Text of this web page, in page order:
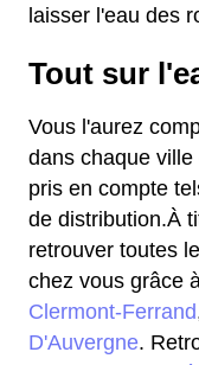
laisser l'eau des
Tout sur
Vous l'aurez
dans chaque
pris en compte
de distribution.À
retrouver toutes
chez vous grâce
Clermont-Ferrand
D'Auvergne.